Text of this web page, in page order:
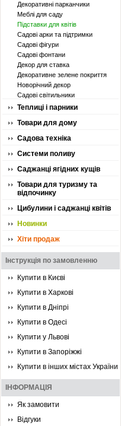
Декоративні парканчики
Меблі для саду
Підставки для квітів
Садові арки та підтримки
Садові фігури
Садові фонтани
Декор для ставка
Декоративне зелене покриття
Новорічний декор
Садові світильники
Теплиці і парники
Товари для дому
Садова техніка
Системи поливу
Саджанці ягідних кущів
Товари для туризму та
відпочинку
Цибулини і саджанці квітів
Новинки
Хіти продаж
Інструкція по замовленню
Купити в Києві
Купити в Харкові
Купити в Дніпрі
Купити в Одесі
Купити у Львові
Купити в Запоріжжі
Купити в інших містах України
ІНФОРМАЦІЯ
Як замовити
Відгуки